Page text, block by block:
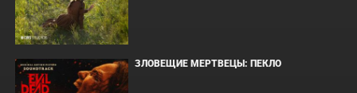
ЗЛОВЕЩИЕ МЕРТВЕЦЫ: ПЕКЛО